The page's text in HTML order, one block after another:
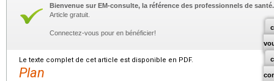
Bienvenue sur EM-consulte, la référence des professionnels de santé.
Article gratuit.
Connectez-vous pour en bénéficier!
Le texte complet de cet article est disponible en PDF.
Plan